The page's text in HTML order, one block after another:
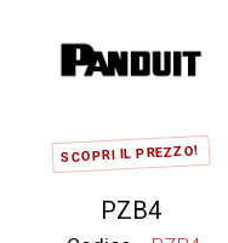
SCOPRI IL PREZZO!
PZB4